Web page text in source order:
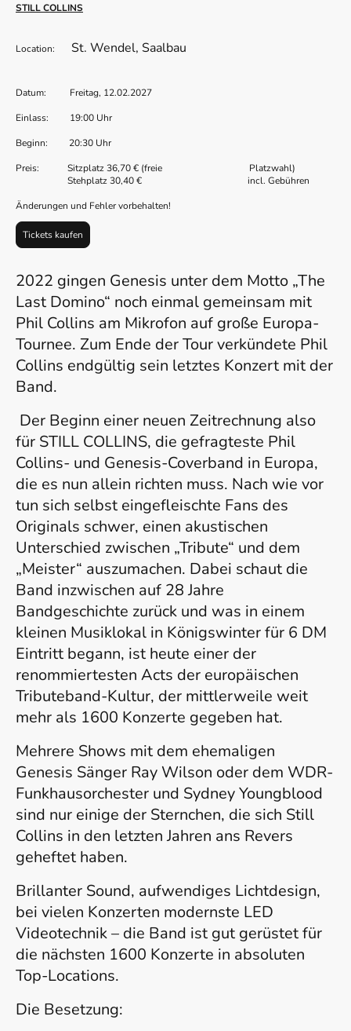
STILL COLLINS
Location: St. Wendel, Saalbau
Datum: Freitag, 12.02.2027
Einlass: 19:00 Uhr
Beginn: 20:30 Uhr
Preis: Sitzplatz 36,70 € (freie Platzwahl)
Stehplatz 30,40 € incl. Gebühren
Änderungen und Fehler vorbehalten!
Tickets kaufen
2022 gingen Genesis unter dem Motto „The
Last Domino“ noch einmal gemeinsam mit
Phil Collins am Mikrofon auf große Europa-
Tournee. Zum Ende der Tour verkündete Phil
Collins endgültig sein letztes Konzert mit der
Band.
Der Beginn einer neuen Zeitrechnung also
für STILL COLLINS, die gefragteste Phil
Collins- und Genesis-Coverband in Europa,
die es nun allein richten muss. Nach wie vor
tun sich selbst eingefleischte Fans des
Originals schwer, einen akustischen
Unterschied zwischen „Tribute“ und dem
„Meister“ auszumachen. Dabei schaut die
Band inzwischen auf 28 Jahre
Bandgeschichte zurück und was in einem
kleinen Musiklokal in Königswinter für 6 DM
Eintritt begann, ist heute einer der
renommiertesten Acts der europäischen
Tributeband-Kultur, der mittlerweile weit
mehr als 1600 Konzerte gegeben hat.
Mehrere Shows mit dem ehemaligen
Genesis Sänger Ray Wilson oder dem WDR-
Funkhausorchester und Sydney Youngblood
sind nur einige der Sternchen, die sich Still
Collins in den letzten Jahren ans Revers
geheftet haben.
Brillanter Sound, aufwendiges Lichtdesign,
bei vielen Konzerten modernste LED
Videotechnik – die Band ist gut gerüstet für
die nächsten 1600 Konzerte in absoluten
Top-Locations.
Die Besetzung: